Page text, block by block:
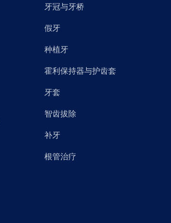
牙冠与牙桥
假牙
种植牙
霍利保持器与护齿套
牙套
智齿拔除
补牙
根管治疗